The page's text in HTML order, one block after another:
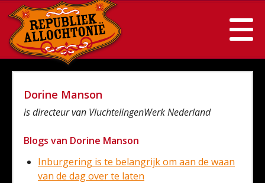
Dorine Manson
is directeur van VluchtelingenWerk Nederland
Blogs van Dorine Manson
Inburgering is te belangrijk om aan de waan
van de dag over te laten